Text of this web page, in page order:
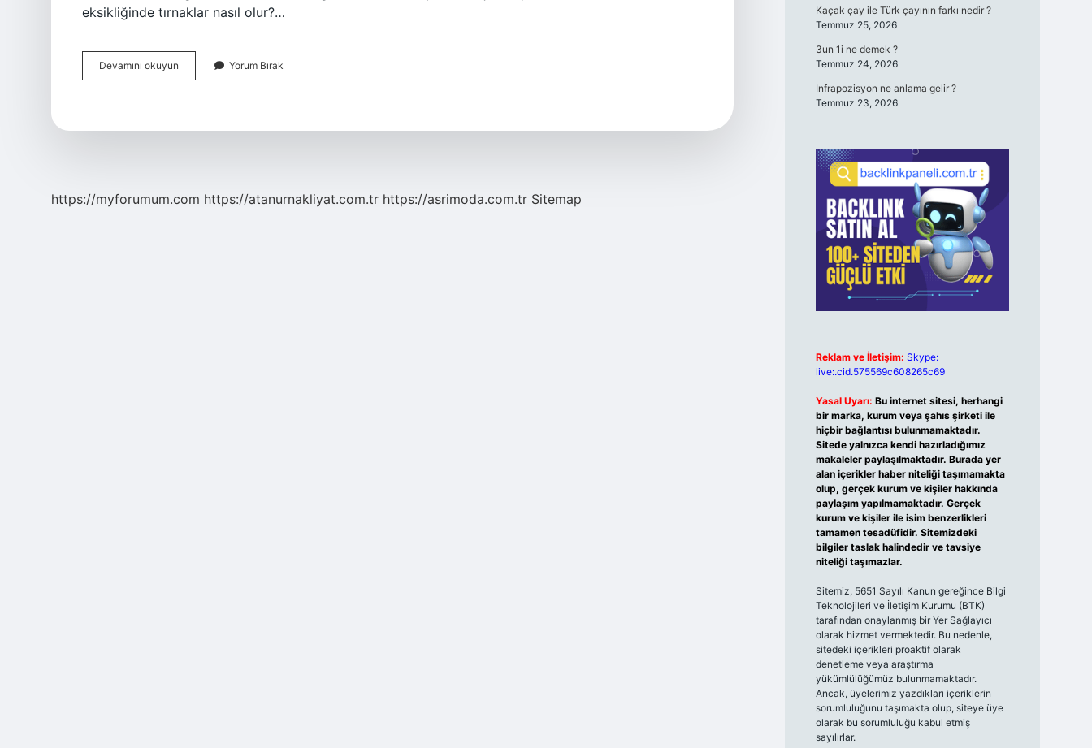
eksikliğinde tırnaklar nasıl olur?…
Devamını okuyun
Tırnak
Yorum Bırak
https://myforumum.com https://atanurnakliyat.com.tr https://asrimoda.com.tr Sitemap
Kaçak çay ile Türk çayının farkı nedir ?
Temmuz 25, 2026
3un 1i ne demek ?
Temmuz 24, 2026
Infrapozisyon ne anlama gelir ?
Temmuz 23, 2026
Reklam ve İletişim: Skype:
live:.cid.575569c608265c69
Yasal Uyarı: Bu internet sitesi, herhangi
bir marka, kurum veya şahıs şirketi ile
hiçbir bağlantısı bulunmamaktadır.
Sitede yalnızca kendi hazırladığımız
makaleler paylaşılmaktadır. Burada yer
alan içerikler haber niteliği taşımamakta
olup, gerçek kurum ve kişiler hakkında
paylaşım yapılmamaktadır. Gerçek
kurum ve kişiler ile isim benzerlikleri
tamamen tesadüfidir. Sitemizdeki
bilgiler taslak halindedir ve tavsiye
niteliği taşımazlar.
Sitemiz, 5651 Sayılı Kanun gereğince Bilgi
Teknolojileri ve İletişim Kurumu (BTK)
tarafından onaylanmış bir Yer Sağlayıcı
olarak hizmet vermektedir. Bu nedenle,
sitedeki içerikleri proaktif olarak
denetleme veya araştırma
yükümlülüğümüz bulunmamaktadır.
Ancak, üyelerimiz yazdıkları içeriklerin
sorumluluğunu taşımakta olup, siteye üye
olarak bu sorumluluğu kabul etmiş
sayılırlar.